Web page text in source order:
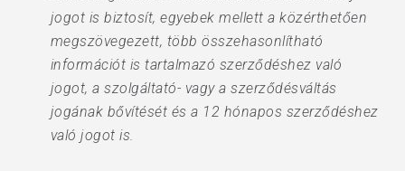
jogot is biztosít, egyebek mellett a közérthetően
megszövegezett, több összehasonlítható
információt is tartalmazó szerződéshez való
jogot, a szolgáltató- vagy a szerződésváltás
jogának bővítését és a 12 hónapos szerződéshez
való jogot is.